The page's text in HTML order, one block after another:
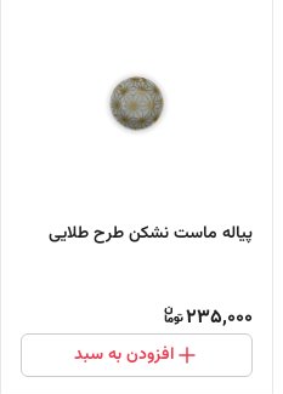
پیاله ماست نشکن طرح طلایی
235,000
افزودن به سبد